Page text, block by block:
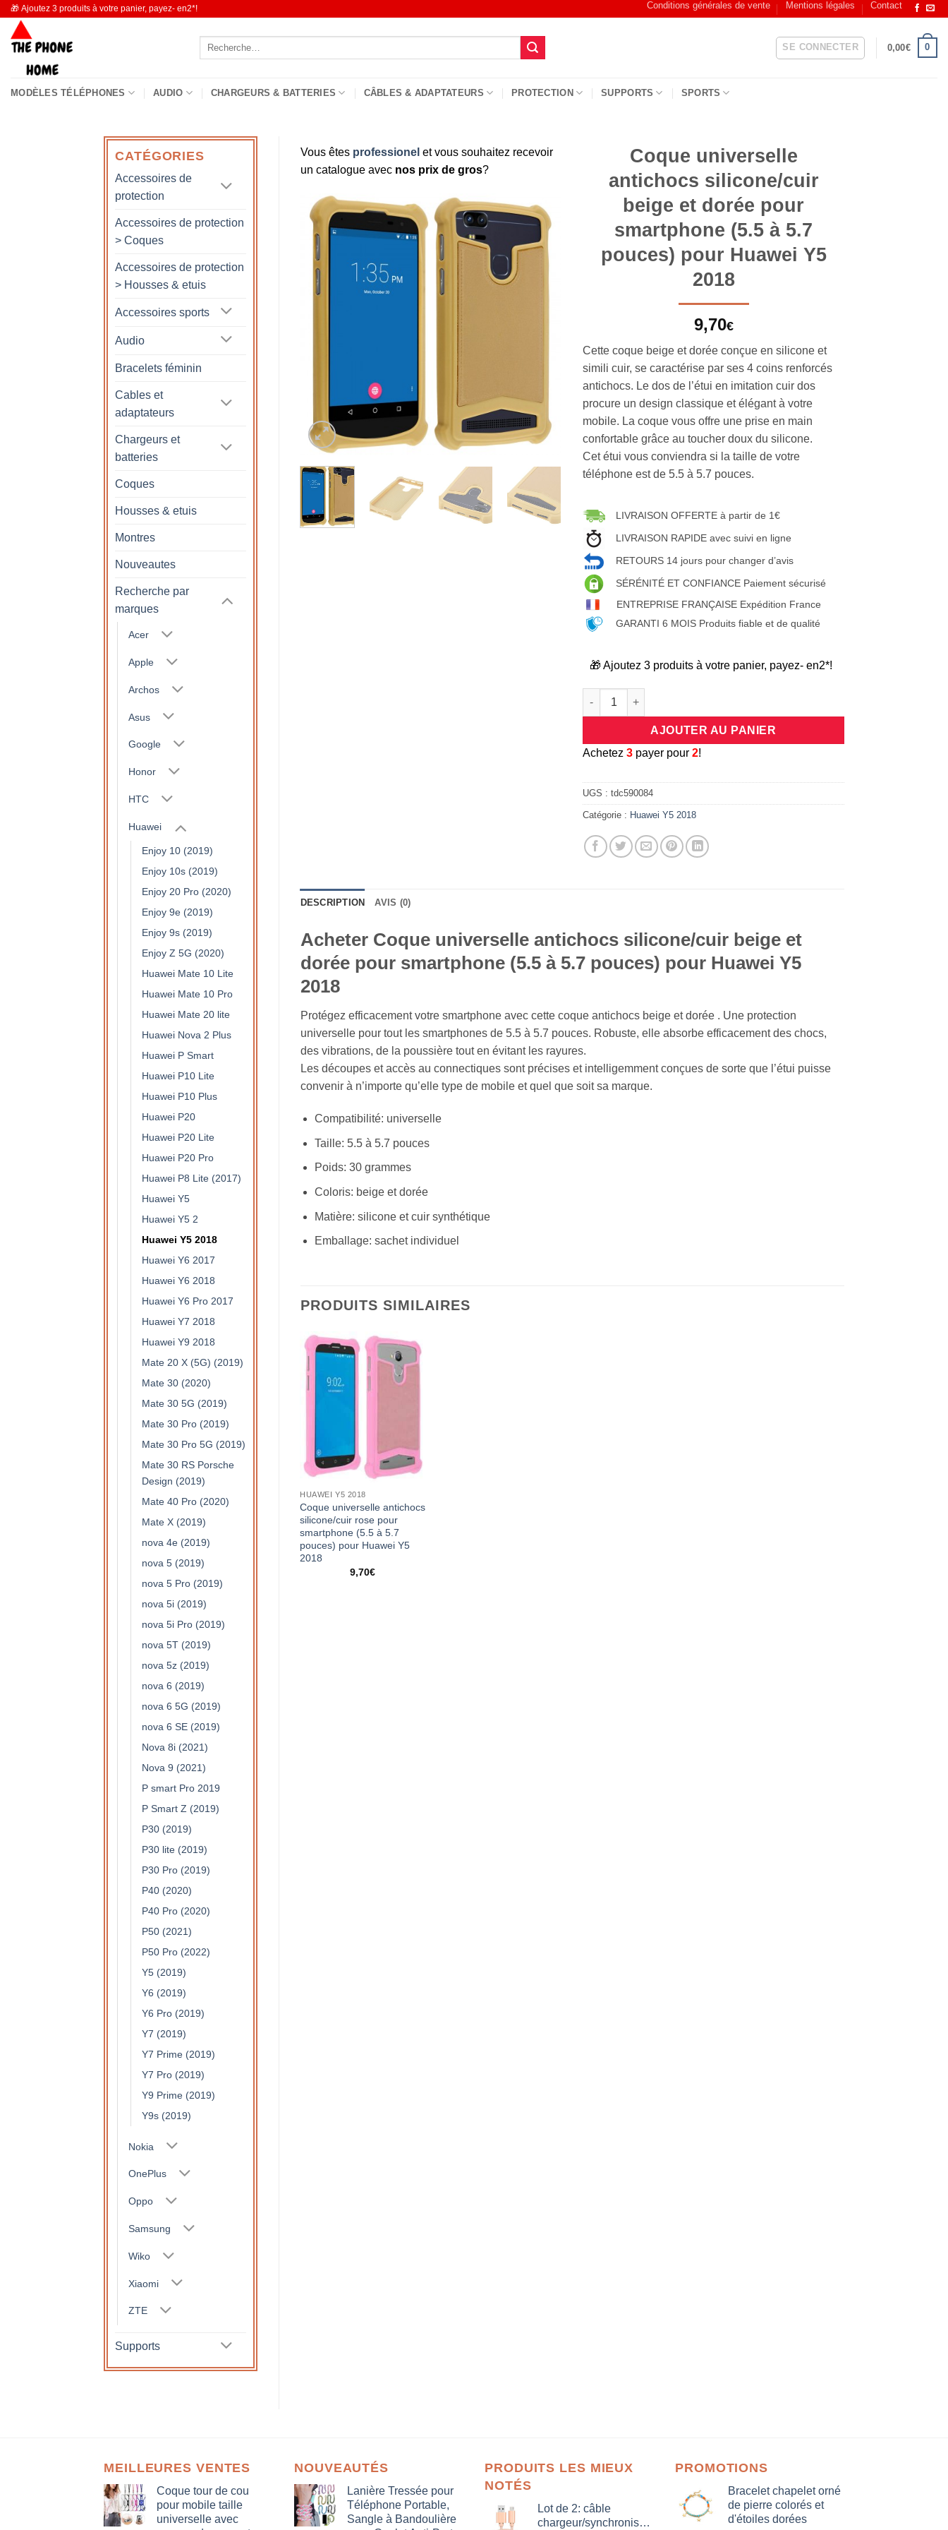
Passer
contenu
🎁 Ajoutez 3 produits à votre panier, payez- en2*! Conditions générales de vente Mentions légales Contact
Recherche
SE CONNECTER 0,00€ 0
MODÈLES TÉLÉPHONES AUDIO CHARGEURS & BATTERIES CÂBLES & ADAPTATEURS PROTECTION SUPPORTS SPORTS
CATÉGORIES
Accessoires de
protection
Accessoires de protection
> Coques
Accessoires de protection
> Housses & etuis
Accessoires sports
Audio
Bracelets féminin
Cables et
adaptateurs
Chargeurs et
batteries
Coques
Housses & etuis
Montres
Nouveautes
Recherche par
marques
Acer
Apple
Archos
Asus
Google
Honor
HTC
Huawei
Enjoy 10 (2019)
Enjoy 10s (2019)
Enjoy 20 Pro (2020)
Enjoy 9e (2019)
Enjoy 9s (2019)
Enjoy Z 5G (2020)
Huawei Mate 10 Lite
Huawei Mate 10 Pro
Huawei Mate 20 lite
Huawei Nova 2 Plus
Huawei P Smart
Huawei P10 Lite
Huawei P10 Plus
Huawei P20
Huawei P20 Lite
Huawei P20 Pro
Huawei P8 Lite (2017)
Huawei Y5
Huawei Y5 2
Huawei Y5 2018
Huawei Y6 2017
Huawei Y6 2018
Huawei Y6 Pro 2017
Huawei Y7 2018
Huawei Y9 2018
Mate 20 X (5G) (2019)
Mate 30 (2020)
Mate 30 5G (2019)
Mate 30 Pro (2019)
Mate 30 Pro 5G (2019)
Mate 30 RS Porsche
Design (2019)
Mate 40 Pro (2020)
Mate X (2019)
nova 4e (2019)
nova 5 (2019)
nova 5 Pro (2019)
nova 5i (2019)
nova 5i Pro (2019)
nova 5T (2019)
nova 5z (2019)
nova 6 (2019)
nova 6 5G (2019)
nova 6 SE (2019)
Nova 8i (2021)
Nova 9 (2021)
P smart Pro 2019
P Smart Z (2019)
P30 (2019)
P30 lite (2019)
P30 Pro (2019)
P40 (2020)
P40 Pro (2020)
P50 (2021)
P50 Pro (2022)
Y5 (2019)
Y6 (2019)
Y6 Pro (2019)
Y7 (2019)
Y7 Prime (2019)
Y7 Pro (2019)
Y9 Prime (2019)
Y9s (2019)
Nokia
OnePlus
Oppo
Samsung
Wiko
Xiaomi
ZTE
Supports
Vous êtes professionel et vous souhaitez recevoir
un catalogue avec nos prix de gros?
Coque universelle
antichocs silicone/cuir
beige et dorée pour
smartphone (5.5 à 5.7
pouces) pour Huawei Y5
2018
9,70€
Cette coque beige et dorée conçue en silicone et
simili cuir, se caractérise par ses 4 coins renforcés
antichocs. Le dos de l’étui en imitation cuir dos
procure un design classique et élégant à votre
mobile. La coque vous offre une prise en main
confortable grâce au toucher doux du silicone.
Cet étui vous conviendra si la taille de votre
téléphone est de 5.5 à 5.7 pouces.
LIVRAISON OFFERTE à partir de 1€
LIVRAISON RAPIDE avec suivi en ligne
RETOURS 14 jours pour changer d’avis
SÉRÉNITÉ ET CONFIANCE Paiement sécurisé
ENTREPRISE FRANÇAISE Expédition France
GARANTI 6 MOIS Produits fiable et de qualité
🎁 Ajoutez 3 produits à votre panier, payez- en2*!
quantité de Coque universelle antichocs silicone/cuir beige et dorée pour
AJOUTER AU PANIER
Achetez3 payer pour2!
UGS :tdc590084
Catégorie : Huawei Y5 2018
DESCRIPTION AVIS (0)
Acheter Coque universelle antichocs silicone/cuir beige et
dorée pour smartphone (5.5 à 5.7 pouces) pour Huawei Y5
2018
Protégez efficacement votre smartphone avec cette coque antichocs beige et dorée . Une protection
universelle pour tout les smartphones de 5.5 à 5.7 pouces. Robuste, elle absorbe efficacement des chocs,
des vibrations, de la poussière tout en évitant les rayures.
Les découpes et accès au connectiques sont précises et intelligemment conçues de sorte que l’étui puisse
convenir à n’importe qu’elle type de mobile et quel que soit sa marque.
Compatibilité: universelle
Taille: 5.5 à 5.7 pouces
Poids: 30 grammes
Coloris: beige et dorée
Matière: silicone et cuir synthétique
Emballage: sachet individuel
PRODUITS SIMILAIRES
HUAWEI Y5 2018
Coque universelle antichocs
silicone/cuir rose pour
smartphone (5.5 à 5.7
pouces) pour Huawei Y5
2018
9,70€
MEILLEURES VENTES
Coque tour de cou
pour mobile taille
universelle avec
NOUVEAUTÉS
Lanière Tressée pour
Téléphone Portable,
Sangle à Bandoulière
PRODUITS LES MIEUX
NOTÉS
Lot de 2: câble
chargeur/synchronisation
PROMOTIONS
Bracelet chapelet orné
de pierre colorés et
d'étoiles dorées